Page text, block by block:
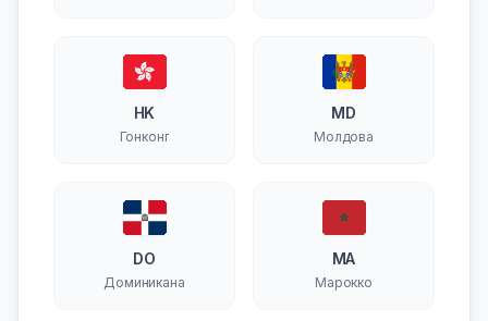
HK
Гонконг
MD
Молдова
DO
Доминикана
MA
Марокко